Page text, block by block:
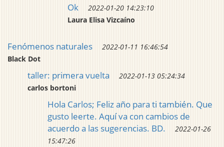
Ok
2022-01-20 14:23:10
Laura Elisa Vizcaíno
Fenómenos naturales
2022-01-11 16:46:54
Black Dot
taller: primera vuelta
2022-01-13 05:24:34
carlos bortoni
Hola Carlos; Feliz año para ti también. Que
gusto leerte. Aquí va con cambios de
acuerdo a las sugerencias. BD.
2022-01-26
15:47:26